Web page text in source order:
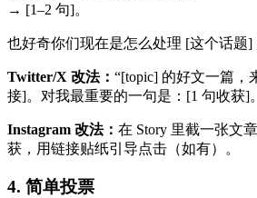
→ [1–2 句]。
也好奇你们现在是怎么处理 [这个话题]
Twitter/X 改法： “[topic] 的好文一篇，
接]。对我最重要的一句是：[1 句收获]
Instagram 改法： 在 Story 里截一张文
获，用链接贴纸引导点击（如有）。
4. 简单投票